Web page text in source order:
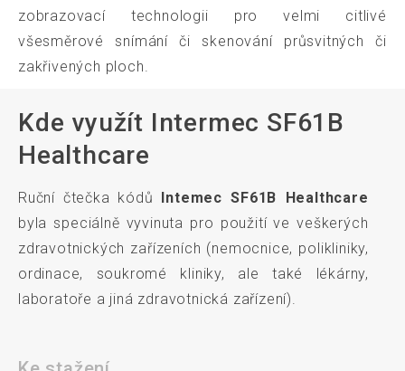
zobrazovací technologii pro velmi citlivé
všesměrové snímání či skenování průsvitných či
zakřivených ploch.
Kde využít Intermec SF61B
Healthcare
Ruční čtečka kódů Intemec SF61B Healthcare
byla speciálně vyvinuta pro použití ve veškerých
zdravotnických zařízeních (nemocnice, polikliniky,
ordinace, soukromé kliniky, ale také lékárny,
laboratoře a jiná zdravotnická zařízení).